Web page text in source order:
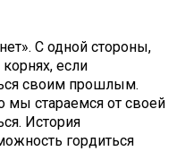
С одной стороны,
если
своим прошлым.
мы стараемся от своей
История
гордиться